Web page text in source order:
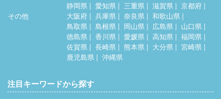
その他
静岡県
愛知県 三重県 滋賀県
京都府
大阪府
兵庫県 奈良県
和歌山県
鳥取県
島根県 岡山県 広島県
山口県
徳島県
香川県 愛媛県 高知県
福岡県
佐賀県
長崎県 熊本県 大分県
宮崎県
鹿児島県
沖縄県
注目キーワードから探す